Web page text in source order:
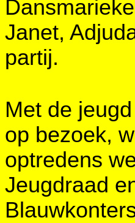
Janet,
partij.
Met de
op bezoek,
optredens
Jeugdraad